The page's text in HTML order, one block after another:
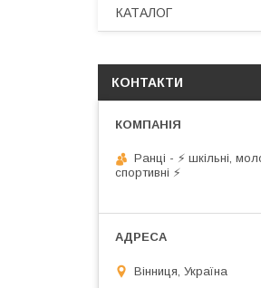
КАТАЛОГ
КОНТАКТИ
Ранці - ⚡ шкільні,
спортивні ⚡
Вінниця, Україна